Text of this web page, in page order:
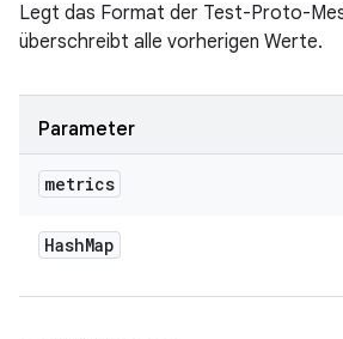
Legt das Format der Test-Proto-
überschreibt alle vorherigen Werte.
Parameter
metrics
HashMap